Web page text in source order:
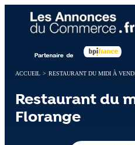
ACCUEIL > RESTAURANT DU MIDI À
Restaurant du
Florange
Panneau de gestion des cookies